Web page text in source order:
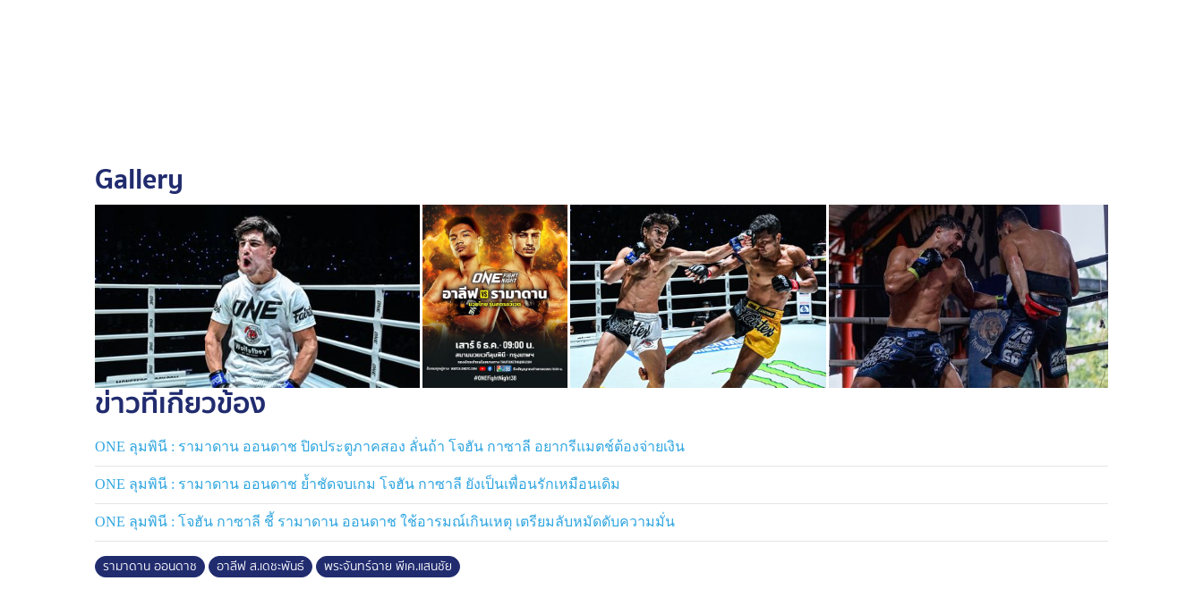
Gallery
ข่าวที่เกี่ยวข้อง
ONE ลุมพินี : รามาดาน ออนดาช ปิดประตูภาคสอง ลั่นถ้า โจฮัน กาซาลี อยากรีแมตช์ต้องจ่ายเงิน
ONE ลุมพินี : รามาดาน ออนดาช ย้ำชัดจบเกม โจฮัน กาซาลี ยังเป็นเพื่อนรักเหมือนเดิม
ONE ลุมพินี : โจฮัน กาซาลี ชี้ รามาดาน ออนดาช ใช้อารมณ์เกินเหตุ เตรียมลับหมัดดับความมั่น
รามาดาน ออนดาช อาลีฟ ส.เดชะพันธ์ พระจันทร์ฉาย พีเค.แสนชัย